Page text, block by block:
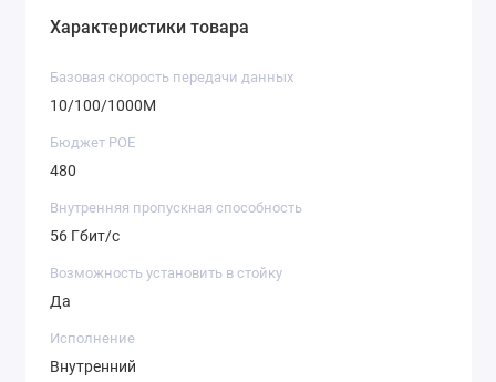
Характеристики товара
Базовая скорость передачи данных
10/100/1000M
Бюджет POE
480
Внутренняя пропускная способность
56 Гбит/с
Возможность установить в стойку
Да
Исполнение
Внутренний